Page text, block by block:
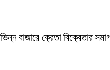
বাজারে ক্রেতা বিক্রেতার